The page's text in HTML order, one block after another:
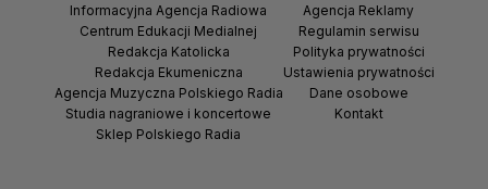
Informacyjna Agencja Radiowa
Centrum Edukacji Medialnej
Redakcja Katolicka
Redakcja Ekumeniczna
Agencja Muzyczna Polskiego Radia
Studia nagraniowe i koncertowe
Sklep Polskiego Radia
Agencja Reklamy
Regulamin serwisu
Polityka prywatności
Ustawienia prywatności
Dane osobowe
Kontakt